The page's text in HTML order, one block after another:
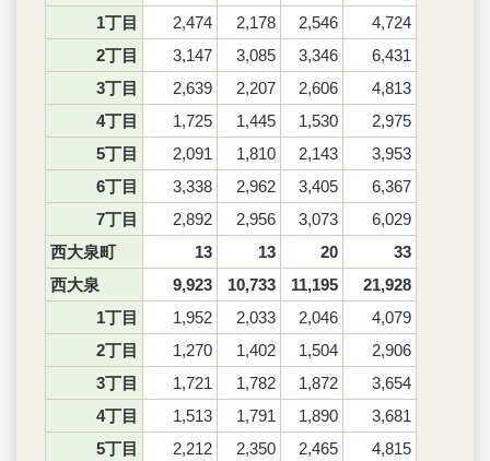
1丁目
2,474 2,178 2,546
4,724
2丁目
3,147 3,085 3,346
6,431
3丁目
2,639 2,207 2,606
4,813
4丁目
1,725 1,445 1,530
2,975
5丁目
2,091 1,810 2,143
3,953
6丁目
3,338 2,962 3,405
6,367
7丁目
2,892 2,956 3,073
6,029
西大泉町
13 13 20
33
西大泉
9,923 10,733 11,195
21,928
1丁目
1,952 2,033 2,046
4,079
2丁目
1,270 1,402 1,504
2,906
3丁目
1,721 1,782 1,872
3,654
4丁目
1,513 1,791 1,890
3,681
5丁目
2,212 2,350 2,465 4,815